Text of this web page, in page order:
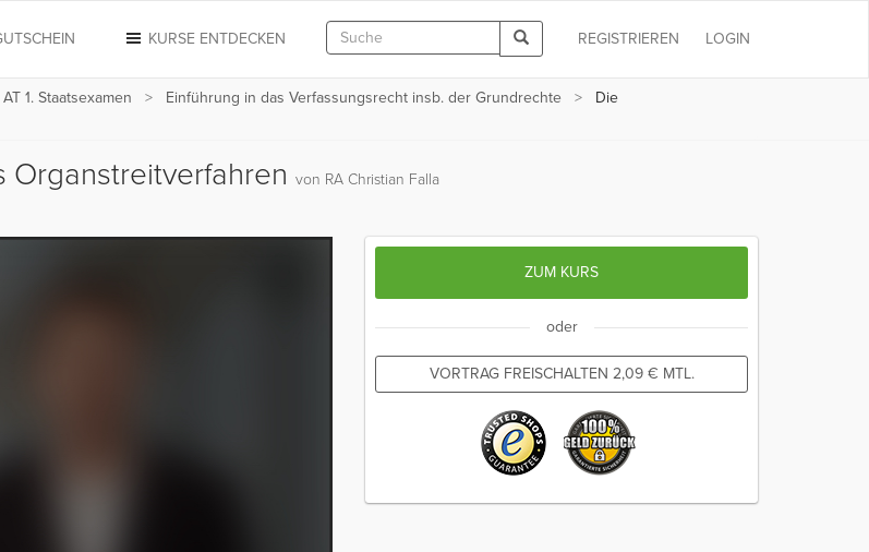
LOGIN
REGISTRIEREN
KURSE ENTDECKEN
1. Staatsexamen Einführung in das Verfassungsrecht insb. der Grundrechte
Die
Organstreitverfahren von RA Christian Falla
ZUM KURS
oder
VORTRAG FREISCHALTEN 2,09 € MTL.